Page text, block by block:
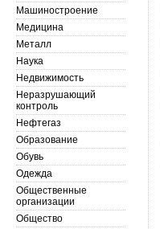
Машиностроение
Медицина
Металл
Наука
Недвижимость
Неразрушающий
контроль
Нефтегаз
Образование
Обувь
Одежда
Общественные
организации
Общество